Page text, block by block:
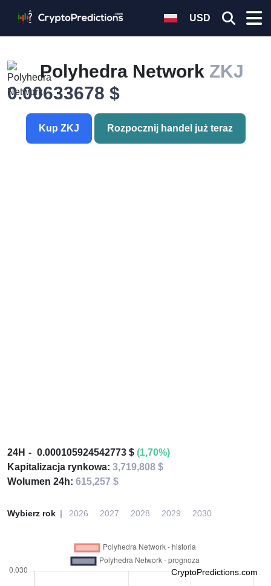
USD
Polyhedra Network ZKJ
0.00633678 $
Kup ZKJ Rozpocznij handel już teraz
24H 0.000105924542773 $ (1,70%)
Kapitalizacja rynkowa: 3,719,808 $
Wolumen 24h: 615,257 $
Wybierz rok 2026 2027 2028 2029 2030
CryptoPredictions.com